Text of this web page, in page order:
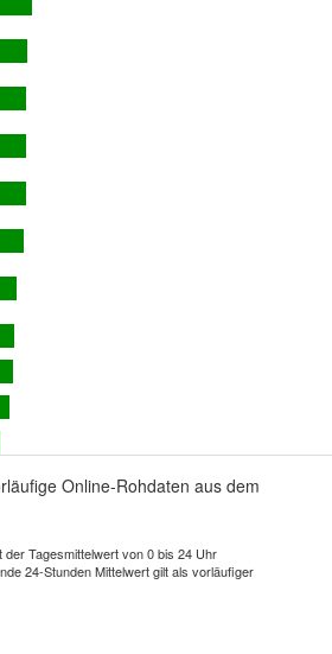
Online-Rohdaten aus dem
Tagesmittelwert von 0 bis 24 Uhr
24-Stunden Mittelwert gilt als vorläufiger